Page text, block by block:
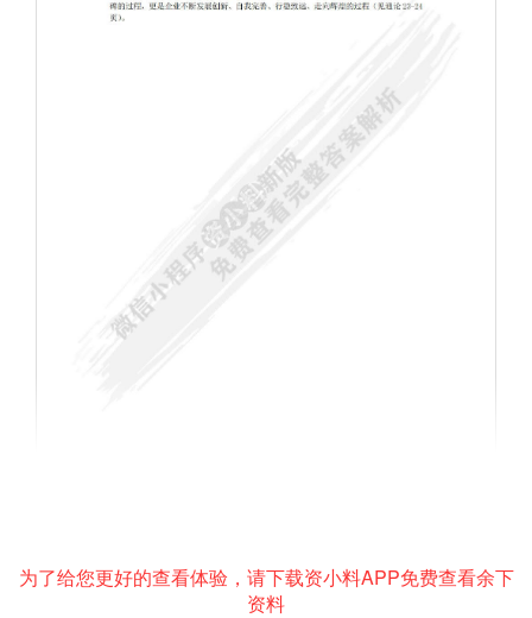
为了给您更好的查看体验，请下载资小料APP免费查看余下
资料